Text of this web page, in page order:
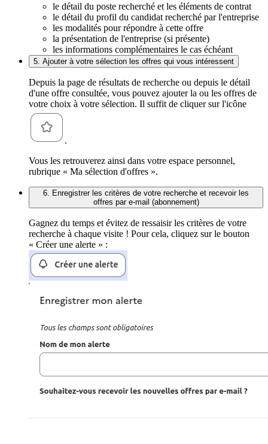
le détail du poste recherché et les éléments de contrat
le détail du profil du candidat recherché par l'entreprise
les modalités pour répondre à cette offre
la présentation de l'entreprise (si présente)
les informations complémentaires le cas échéant
5. Ajouter à votre sélection les offres qui vous intéressent
Depuis la page de résultats de recherche ou depuis le détail
d'une offre consultée, vous pouvez ajouter la ou les offres de
votre choix à votre sélection. Il suffit de cliquer sur l'icône
.
Vous les retrouverez ainsi dans votre espace personnel,
rubrique « Ma sélection d'offres ».
6. Enregistrer les critères de votre recherche et recevoir les
offres par e-mail (abonnement)
Gagnez du temps et évitez de ressaisir les critères de votre
recherche à chaque visite ! Pour cela, cliquez sur le bouton
« Créer une alerte » :